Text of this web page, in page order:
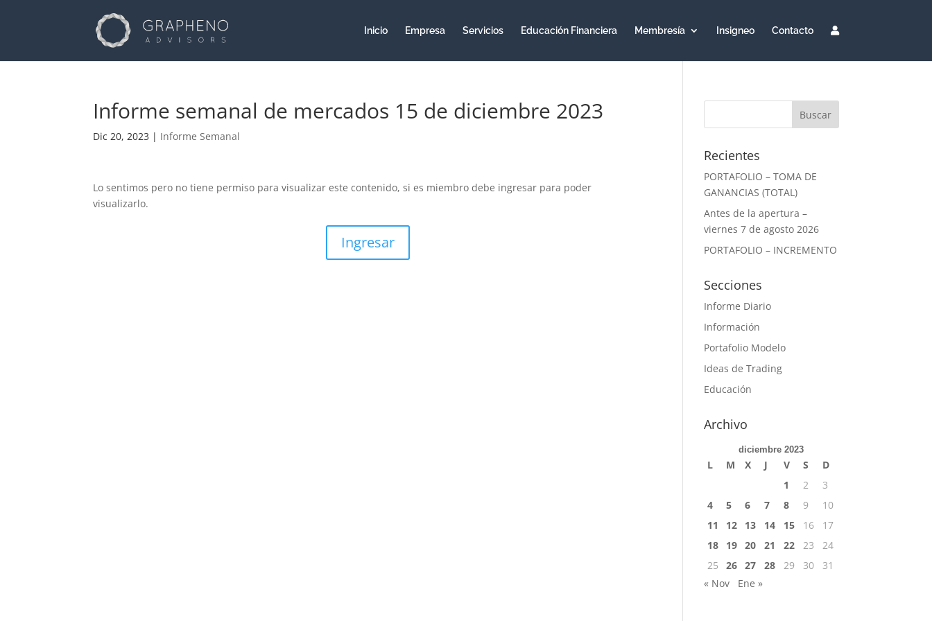
Inicio Empresa Servicios Educación Financiera Membresía Insigneo Contacto
Informe semanal de mercados 15 de diciembre 2023
Dic 20, 2023 | Informe Semanal
Lo sentimos pero no tiene permiso para visualizar este contenido, si es miembro debe ingresar para poder
visualizarlo.
Ingresar
Recientes
PORTAFOLIO – TOMA DE
GANANCIAS (TOTAL)
Antes de la apertura –
viernes 7 de agosto 2026
PORTAFOLIO – INCREMENTO
Secciones
Informe Diario
Información
Portafolio Modelo
Ideas de Trading
Educación
Archivo
diciembre 2023
L M X J V S
D
1
2
3
4
5 6 7 8 9
10
11
12 13 14 15 16
17
18
19 20 21 22 23
24
25
26 27 28 29 30
31
« Nov
Ene »